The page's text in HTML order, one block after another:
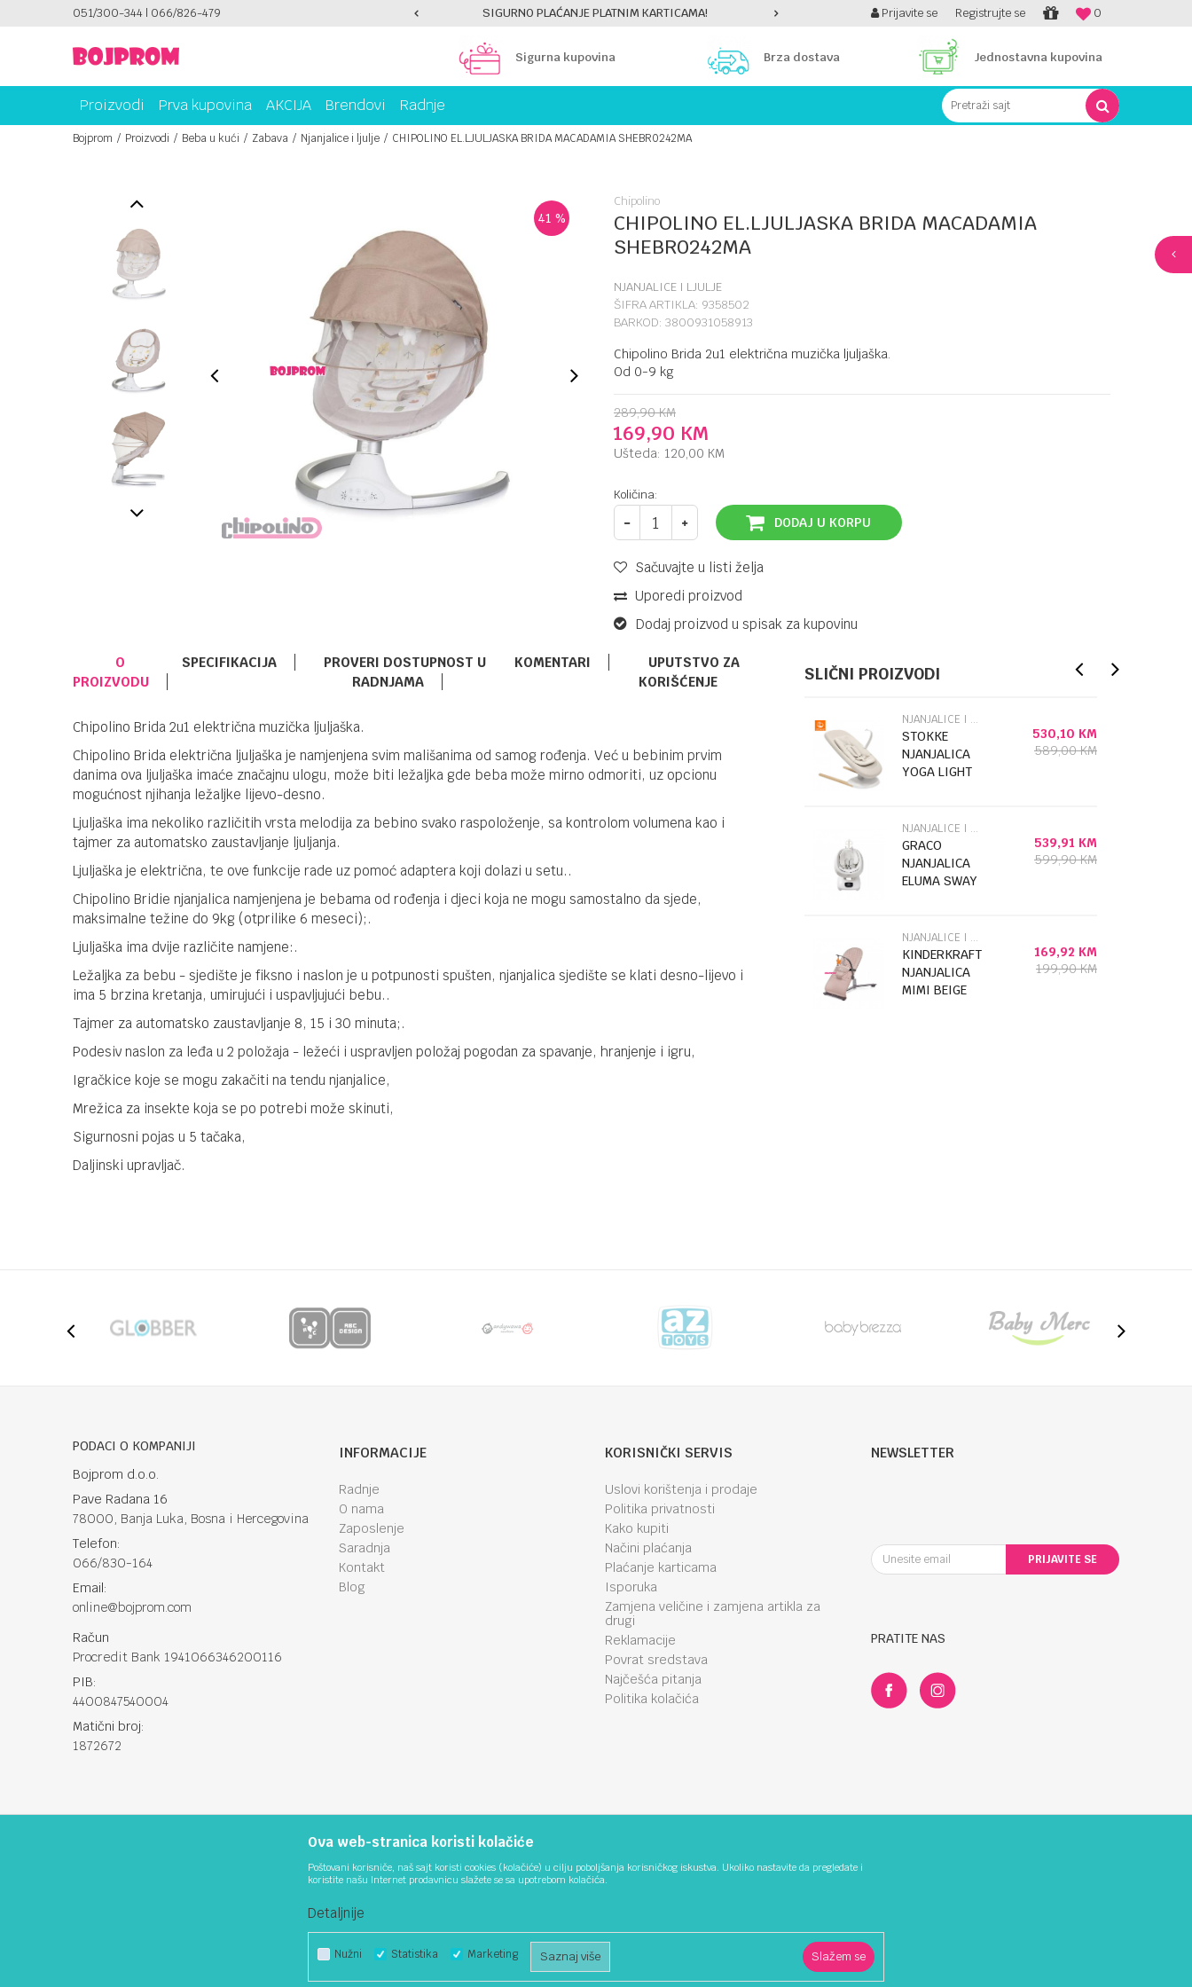
051/300-344 | 066/826-479PLATI UNICREDIT KARTICOM NA RATE! SIGURNO PLAĆANJE PLATNIM KARTICAMA! PLATI UNICREDIT KARTICOM NA RATE! 0
Prijavite se Registrujte se
Sigurna kupovina Brza dostava Jednostavna kupovina
Proizvodi Prva kupovina AKCIJA Brendovi Radnje Pretraži sajt
Bojprom Proizvodi Beba u kući Zabava Njanjalice i ljulje CHIPOLINO EL.LJULJASKA BRIDA MACADAMIA SHEBR0242MA
41 %
Chipolino
CHIPOLINO EL.LJULJASKA BRIDA MACADAMIA
SHEBR0242MA
NJANJALICE I LJULJE
ŠIFRA ARTIKLA: 9358502
BARKOD: 3800931058913
Chipolino Brida 2u1 električna muzička ljuljaška.
Od 0-9 kg
289,90 KM
169,90 KM
Ušteda: 120,00 KM
Količina:
DODAJ U KORPU
Sačuvajte u listi želja
Uporedi proizvod
Dodaj proizvod u spisak za kupovinu
O
PROIZVODU
SPECIFIKACIJA
PROVERI DOSTUPNOST U
RADNJAMA
KOMENTARI
UPUTSTVO ZA
KORIŠĆENJE
Chipolino Brida 2u1 električna muzička ljuljaška.
Chipolino Brida električna ljuljaška je namjenjena svim mališanima od samog rođenja. Već u bebinim prvim
danima ova ljuljaška imaće značajnu ulogu, može biti ležaljka gde beba može mirno odmoriti, uz opcionu
mogućnost njihanja ležaljke lijevo-desno.
Ljuljaška ima nekoliko različitih vrsta melodija za bebino svako raspoloženje, sa kontrolom volumena kao i
tajmer za automatsko zaustavljanje ljuljanja.
Ljuljaška je električna, te ove funkcije rade uz pomoć adaptera koji dolazi u setu..
Chipolino Bridie njanjalica namjenjena je bebama od rođenja i djeci koja ne mogu samostalno da sjede,
maksimalne težine do 9kg (otprilike 6 meseci);.
Ljuljaška ima dvije različite namjene:.
Ležaljka za bebu - sjedište je fiksno i naslon je u potpunosti spušten, njanjalica sjedište se klati desno-lijevo i
ima 5 brzina kretanja, umirujući i uspavljujući bebu..
Tajmer za automatsko zaustavljanje 8, 15 i 30 minuta;.
Podesiv naslon za leđa u 2 položaja - ležeći i uspravljen položaj pogodan za spavanje, hranjenje i igru,
Igračkice koje se mogu zakačiti na tendu njanjalice,
Mrežica za insekte koja se po potrebi može skinuti,
Sigurnosni pojas u 5 tačaka,
Daljinski upravljač.
POŠALJI
SLIČNI PROIZVODI
NJANJALICA
TULSY GREY
NJANJALICE I LJULJE
521003239
NJANJALICA
458,90
NJANJALICE I LJULJE
STOKKE
NJANJALICA
YOGA LIGHT
530,10 KM
589,00KM
NJANJALICE I LJULJE
GRACO
NJANJALICA
ELUMA SWAY
539,91 KM
599,90KM
NJANJALICE I LJULJE
KINDERKRAFT
NJANJALICA
MIMI BEIGE
169,92 KM
199,90KM
PODACI O KOMPANIJI
Bojprom d.o.o.
Pave Radana 16
78000, Banja Luka, Bosna i Hercegovina
Telefon:
066/830-164
Email:
online@bojprom.com
Račun
Procredit Bank 1941066346200116
PIB:
4400847540004
Matični broj:
1872672
INFORMACIJE
Radnje
O nama
Zaposlenje
Saradnja
Kontakt
Blog
KORISNIČKI SERVIS
Uslovi korištenja i prodaje
Politika privatnosti
Kako kupiti
Načini plaćanja
Plaćanje karticama
Isporuka
Zamjena veličine i zamjena artikla za
drugi
Reklamacije
Povrat sredstava
Najčešća pitanja
Politika kolačića
NEWSLETTER
PRIJAVITE SE
PRATITE NAS
Nastojimo da budemo što precizniji u opisu proizvoda, prikazu slika i samih cijena, ali ne možemo garantovati da su sve informacije kompletne i bez grešaka. Svi artikli prikazani na sajtu su dio naše ponude i ne
podrazumijeva da su dostupni u svakom trenutku. Raspoloživost robe možete provjeriti pozivom na 051/300-344 ili 066/826-479.
Ova web-stranica koristi kolačiće
Poštovani korisniče, naš sajt koristi cookies (kolačiće) u cilju poboljšanja korisničkog iskustva. Ukoliko nastavite da pregledate i
koristite našu Internet prodavnicu slažete se sa upotrebom kolačića.
Detaljnije
Nužni Statistika Marketing Saznaj više Slažem se